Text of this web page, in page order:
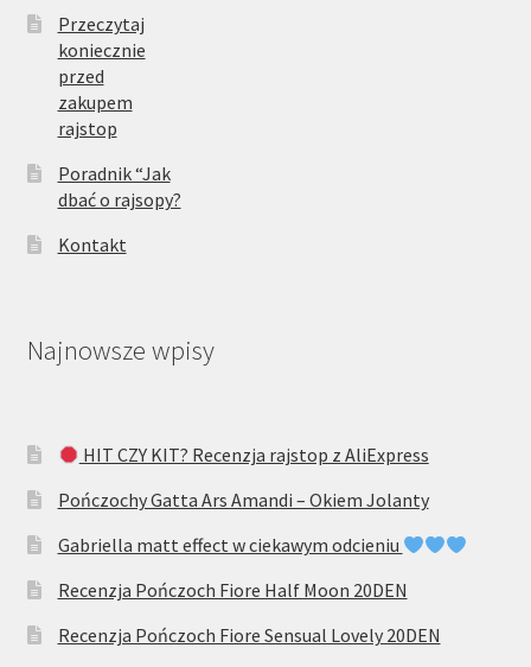
Przeczytaj
koniecznie
przed
zakupem
rajstop
Poradnik “Jak
dbać o rajsopy?
Kontakt
Najnowsze wpisy
HIT CZY KIT? Recenzja rajstop z AliExpress
Pończochy Gatta Ars Amandi – Okiem Jolanty
Gabriella matt effect w ciekawym odcieniu
Recenzja Pończoch Fiore Half Moon 20DEN
Recenzja Pończoch Fiore Sensual Lovely 20DEN